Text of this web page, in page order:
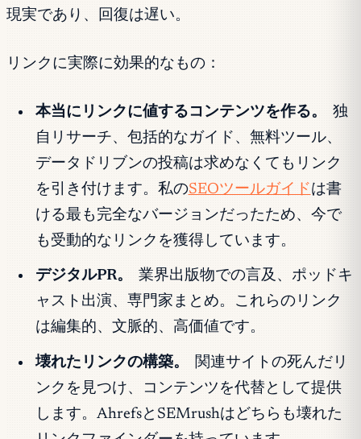
現実であり、回復は遅い。
リンクに実際に効果的なもの：
本当にリンクに値するコンテンツを作る。
独
自リサーチ、包括的なガイド、無料ツール、
データドリブンの投稿は求めなくてもリンク
を引き付けます。私のSEOツールガイド は書
ける最も完全なバージョンだったため、今で
も受動的なリンクを獲得しています。
デジタルPR。
業界出版物での言及、ポッドキ
ャスト出演、専門家まとめ。これらのリンク
は編集的、文脈的、高価値です。
壊れたリンクの構築。
関連サイトの死んだリ
ンクを見つけ、コンテンツを代替として提供
します。AhrefsとSEMrushはどちらも壊れた